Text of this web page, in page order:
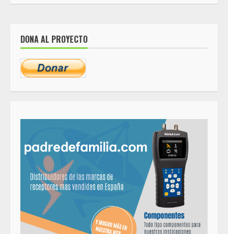
DONA AL PROYECTO